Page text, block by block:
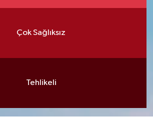
Çok Sağlıksız
Tehlikeli